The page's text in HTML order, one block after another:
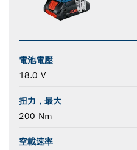
電池電壓
18.0 V
扭力，最大
200 Nm
空載速率